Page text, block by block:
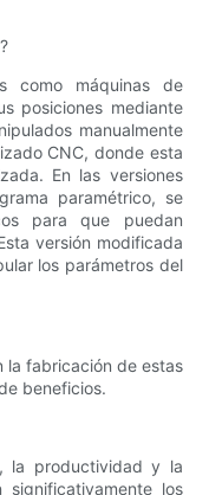
como máquinas de
posiciones mediante
manualmente
CNC, donde esta
En las versiones
paramétrico, se
para que puedan
versión modificada
los parámetros del
la fabricación de estas
beneficios.
la productividad y la
los